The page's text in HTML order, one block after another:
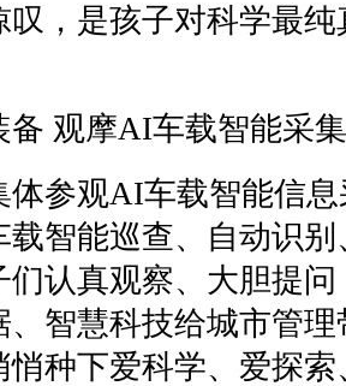
叹，是孩子对科学最
观摩AI车载智能采
观AI车载智能信息
载智能巡查、自动识
们认真观察、大胆提
、智慧科技给城市管
悄种下爱科学、爱探